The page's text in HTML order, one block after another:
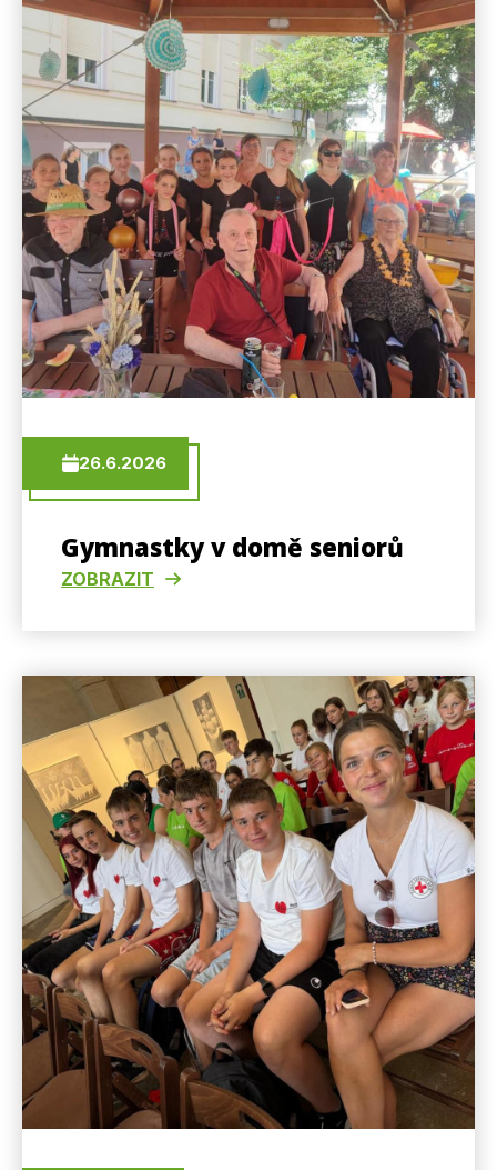
26.6.2026
Gymnastky v domě seniorů
ZOBRAZIT